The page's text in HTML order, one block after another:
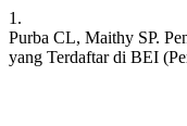
1.
Purba CL, Maithy SP.
yang Terdaftar di BEI